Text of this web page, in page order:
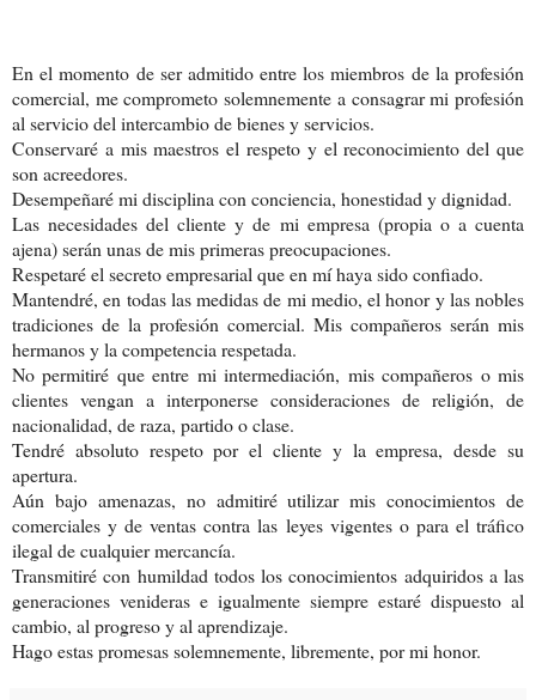
En el momento de ser admitido entre los miembros de la profesión
comercial, me comprometo solemnemente a consagrar mi profesión
al servicio del intercambio de bienes y servicios.
Conservaré a mis maestros el respeto y el reconocimiento del que
son acreedores.
Desempeñaré mi disciplina con conciencia, honestidad y dignidad.
Las necesidades del cliente y de mi empresa (propia o a cuenta
ajena) serán unas de mis primeras preocupaciones.
Respetaré el secreto empresarial que en mí haya sido confiado.
Mantendré, en todas las medidas de mi medio, el honor y las nobles
tradiciones de la profesión comercial. Mis compañeros serán mis
hermanos y la competencia respetada.
No permitiré que entre mi intermediación, mis compañeros o mis
clientes vengan a interponerse consideraciones de religión, de
nacionalidad, de raza, partido o clase.
Tendré absoluto respeto por el cliente y la empresa, desde su
apertura.
Aún bajo amenazas, no admitiré utilizar mis conocimientos de
comerciales y de ventas contra las leyes vigentes o para el tráfico
ilegal de cualquier mercancía.
Transmitiré con humildad todos los conocimientos adquiridos a las
generaciones venideras e igualmente siempre estaré dispuesto al
cambio, al progreso y al aprendizaje.
Hago estas promesas solemnemente, libremente, por mi honor.